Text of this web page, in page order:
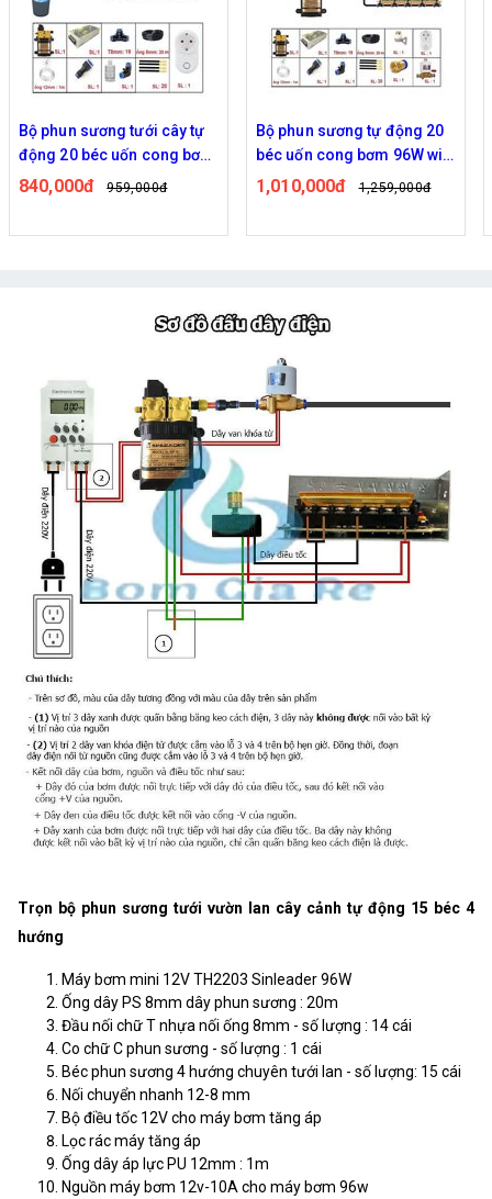
Bộ phun sương tưới cây tự
động 20 béc uốn cong bơm
đôi 96w điều khiển bằng
840,000đ 959,000đ
Bộ phun sương tự động 20
béc uốn cong bơm 96W wifi
van từ ren 21 ra 12mm
1,010,000đ 1,259,000đ
Trọn bộ phun sương tưới vườn lan cây cảnh tự động 15 béc 4
hướng
Máy bơm mini 12V TH2203 Sinleader 96W
Ống dây PS 8mm dây phun sương : 20m
Đầu nối chữ T nhựa nối ống 8mm - số lượng : 14 cái
Co chữ C phun sương - số lượng : 1 cái
Béc phun sương 4 hướng chuyên tưới lan - số lượng: 15 cái
Nối chuyển nhanh 12-8 mm
Bộ điều tốc 12V cho máy bơm tăng áp
Lọc rác máy tăng áp
Ống dây áp lực PU 12mm : 1m
Nguồn máy bơm 12v-10A cho máy bơm 96w